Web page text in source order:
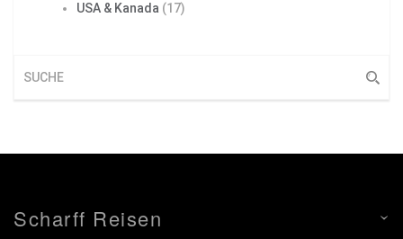
USA & Kanada (17)
Scharff Reisen